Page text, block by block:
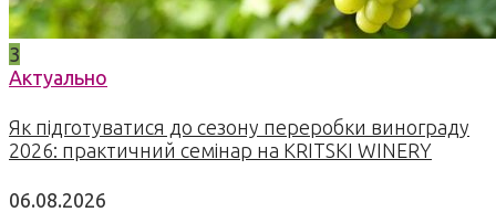
3
Актуально
Як підготуватися до сезону переробки винограду
2026: практичний семінар на KRITSKI WINERY
06.08.2026